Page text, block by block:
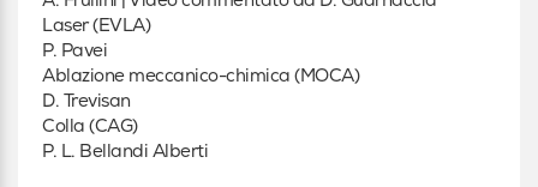
Laser (EVLA)
P. Pavei
Ablazione meccanico-chimica (MOCA)
D. Trevisan
Colla (CAG)
P. L. Bellandi Alberti